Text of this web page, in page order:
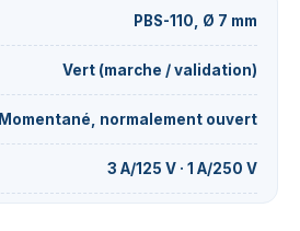
PBS-110, Ø 7 mm
Vert (marche / validation)
Momentané, normalement ouvert
3 A/125 V · 1 A/250 V